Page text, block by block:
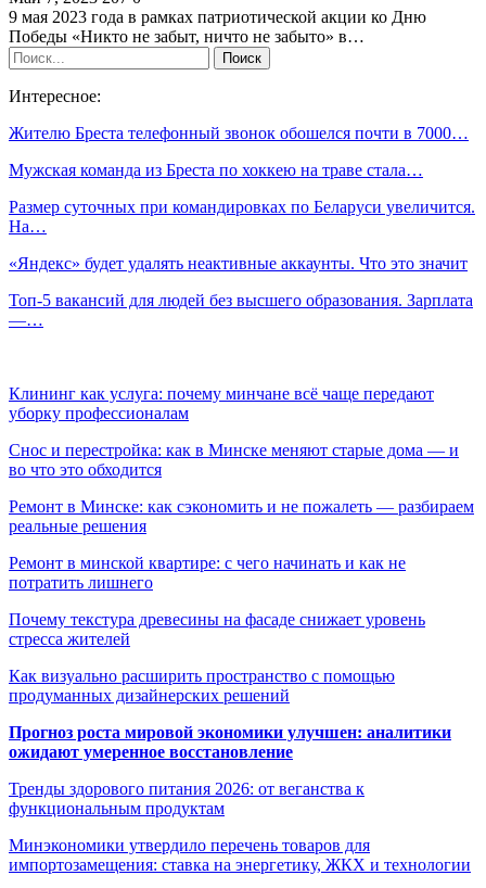
9 мая 2023 года в рамках патриотической акции ко Дню
Победы «Никто не забыт, ничто не забыто» в…
Интересное:
Жителю Бреста телефонный звонок обошелся почти в 7000…
Мужская команда из Бреста по хоккею на траве стала…
Размер суточных при командировках по Беларуси увеличится.
На…
«Яндекс» будет удалять неактивные аккаунты. Что это значит
Топ-5 вакансий для людей без высшего образования. Зарплата
—…
Клининг как услуга: почему минчане всё чаще передают
уборку профессионалам
Снос и перестройка: как в Минске меняют старые дома — и
во что это обходится
Ремонт в Минске: как сэкономить и не пожалеть — разбираем
реальные решения
Ремонт в минской квартире: с чего начинать и как не
потратить лишнего
Почему текстура древесины на фасаде снижает уровень
стресса жителей
Как визуально расширить пространство с помощью
продуманных дизайнерских решений
Прогноз роста мировой экономики улучшен: аналитики
ожидают умеренное восстановление
Тренды здорового питания 2026: от веганства к
функциональным продуктам
Минэкономики утвердило перечень товаров для
импортозамещения: ставка на энергетику, ЖКХ и технологии